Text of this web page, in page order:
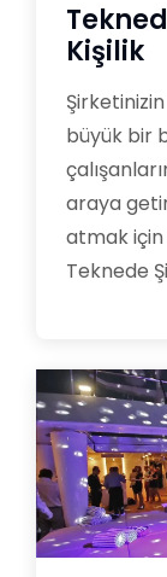
Kişilik
büyük bir
araya
atmak için
Teknede